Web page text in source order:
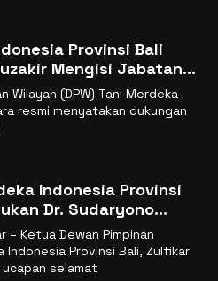
Provinsi Bali
Mengisi Jabatan
RI
Wilayah (DPW) Tani Merdeka
resmi menyatakan dukungan
Indonesia Provinsi
Dr. Sudaryono
Gizi Nasional
– Ketua Dewan Pimpinan
Indonesia Provinsi Bali, Zulfikar
ucapan selamat